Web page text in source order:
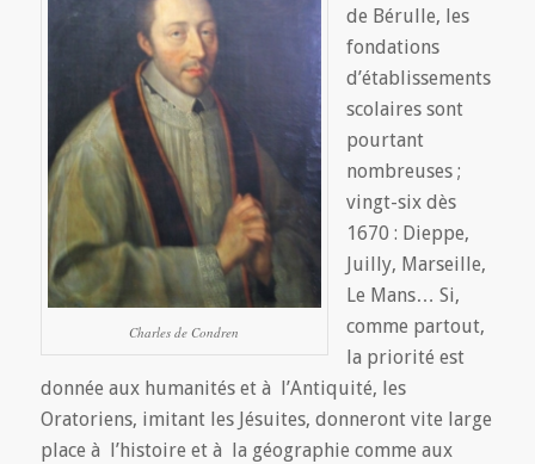
Charles de Condren
de Bérulle, les
fondations
d’établissements
scolaires sont
pourtant
nombreuses ;
vingt-six dès
1670 : Dieppe,
Juilly, Marseille,
Le Mans… Si,
comme partout,
la priorité est
donnée aux humanités et à l’Antiquité, les
Oratoriens, imitant les Jésuites, donneront vite large
place à l’histoire et à la géographie comme aux